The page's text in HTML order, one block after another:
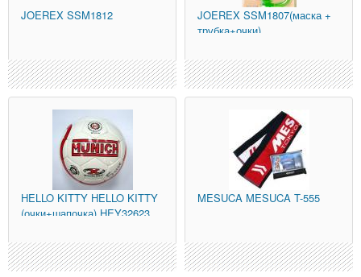
JOEREX SSM1812 JOEREX SSM1807(маска +
трубка+очки)
HELLO KITTY HELLO KITTY
(очки+шапочка) HEY32623
MESUCA MESUCA T-555